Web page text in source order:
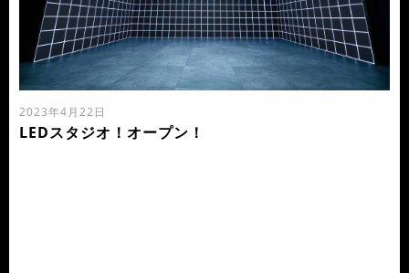
2023年4月22日
LEDスタジオ！オープン！